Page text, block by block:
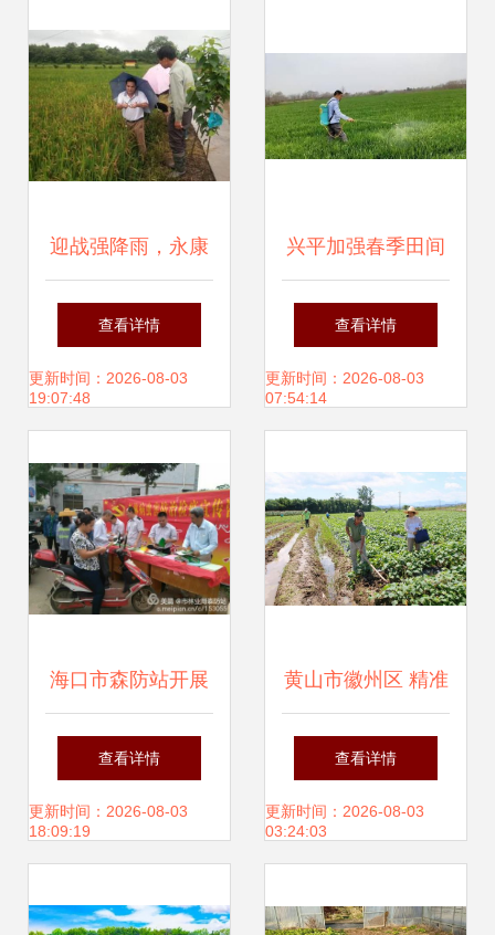
迎战强降雨，永康
在行动 全力以赴加
强农业病虫害防治
查看详情
更新时间：2026-08-03
19:07:48
兴平加强春季田间
管理确保夏粮丰产
丰收
查看详情
更新时间：2026-08-03
07:54:14
海口市森防站开展
2016年秋冬季森林
执法与病虫害防治
查看详情
更新时间：2026-08-03
18:09:19
黄山市徽州区 精准
施策科学指导 灾后
农业复产与病虫害
查看详情
更新时间：2026-08-03
03:24:03